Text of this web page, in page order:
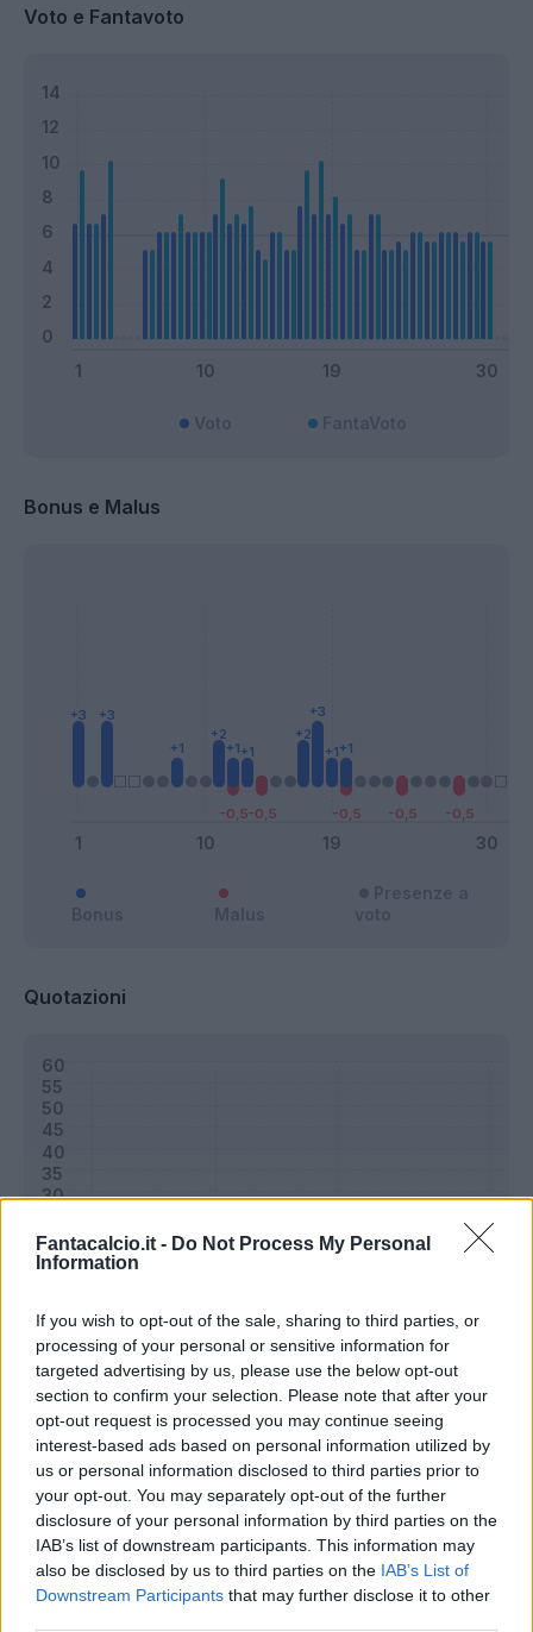
Fantacalcio.it - Do Not Process My Personal
Information
If you wish to opt-out of the sale, sharing to third parties, or
processing of your personal or sensitive information for
targeted advertising by us, please use the below opt-out
section to confirm your selection. Please note that after your
opt-out request is processed you may continue seeing
interest-based ads based on personal information utilized by
us or personal information disclosed to third parties prior to
your opt-out. You may separately opt-out of the further
disclosure of your personal information by third parties on the
IAB’s list of downstream participants. This information may
also be disclosed by us to third parties on the IAB’s List of
Downstream Participants that may further disclose it to other
Voto e Fantavoto
Bonus e Malus
Quotazioni
Classic Mantra
Riepilogo stagione
Titolare 26 - 86%
Entrato 2 - 6 %
Squalificato